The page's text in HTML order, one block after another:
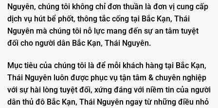
Nguyên, chúng tôi không chỉ đơn thuần là đơn vị cung cấp
dịch vụ hút bể phốt, thông tắc cống tại Bắc Kạn, Thái
Nguyên mà chúng tôi nỗ lực mang đến sự an tâm tuyệt
đối cho người dân Bắc Kạn, Thái Nguyên.
Mục tiêu của chúng tôi là để mỗi khách hàng tại Bắc Kạn,
Thái Nguyên luôn được phục vụ tận tâm & chuyên nghiệp
với sự hài lòng tuyệt đối, xứng đáng với niềm tin của người
dân thủ đô Bắc Kạn, Thái Nguyên ngay từ những điều nhỏ